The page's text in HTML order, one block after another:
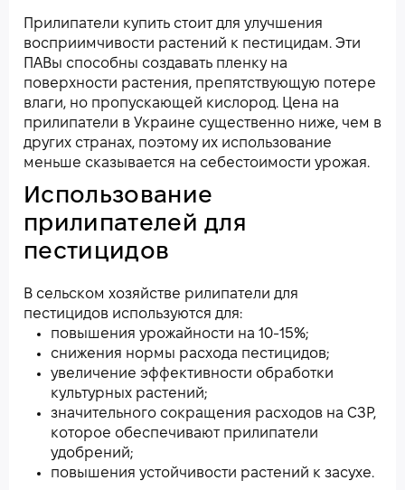
Прилипатели купить стоит для улучшения
восприимчивости растений к пестицидам. Эти
ПАВы способны создавать пленку на
поверхности растения, препятствующую потере
влаги, но пропускающей кислород. Цена на
прилипатели в Украине существенно ниже, чем в
других странах, поэтому их использование
меньше сказывается на себестоимости урожая.
Использование
прилипателей для
пестицидов
В сельском хозяйстве рилипатели для
пестицидов используются для:
повышения урожайности на 10-15%;
снижения нормы расхода пестицидов;
увеличение эффективности обработки
культурных растений;
значительного сокращения расходов на СЗР,
которое обеспечивают прилипатели
удобрений;
повышения устойчивости растений к засухе.